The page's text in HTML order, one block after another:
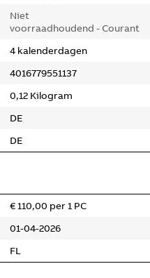
Niet
voorraadhoudend - Courant
4 kalenderdagen
4016779551137
0,12 Kilogram
DE
DE
€ 110,00 per 1 PC
01-04-2026
FL